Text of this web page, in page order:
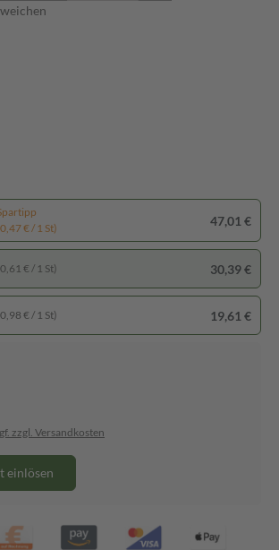
€ / 1 St)
47,01 €
€ / 1 St) 30,39 €
€ / 1 St) 19,61 €
zzgl. Versandkosten
einlösen